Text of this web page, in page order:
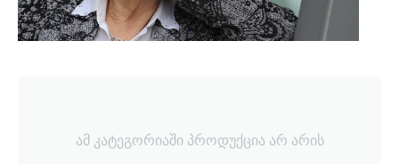
ამ კატეგორიაში პროდუქცია არ არის